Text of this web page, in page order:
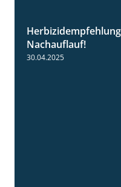
Nachauflauf!
30.04.2025